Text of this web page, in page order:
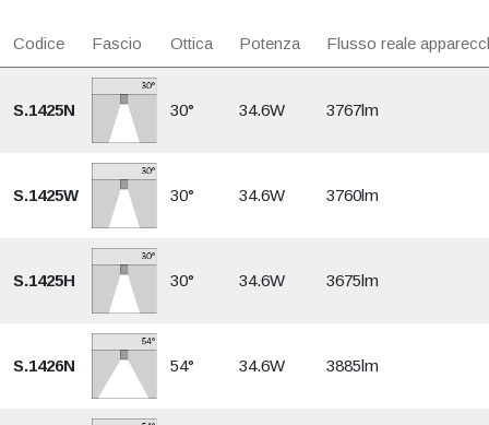
Codice Fascio Ottica Potenza Flusso reale
S.1425N 30° 34.6W 3767lm
S.1425W 30° 34.6W 3760lm
S.1425H 30° 34.6W 3675lm
S.1426N 54° 34.6W 3885lm